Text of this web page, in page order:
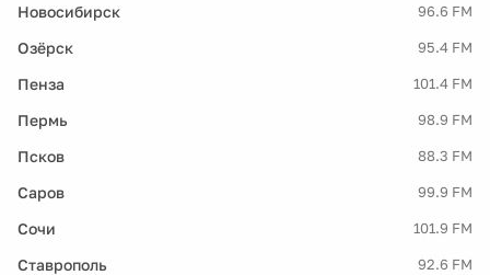
Новосибирск 96.6 FM
Озёрск 95.4 FM
Пенза 101.4 FM
Пермь 98.9 FM
Псков 88.3 FM
Саров 99.9 FM
Сочи 101.9 FM
Ставрополь 92.6 FM